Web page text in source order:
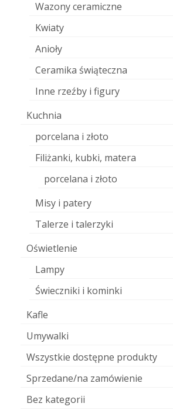
Wazony ceramiczne
Kwiaty
Anioły
Ceramika świąteczna
Inne rzeźby i figury
Kuchnia
porcelana i złoto
Filiżanki, kubki, matera
porcelana i złoto
Misy i patery
Talerze i talerzyki
Oświetlenie
Lampy
Świeczniki i kominki
Kafle
Umywalki
Wszystkie dostępne produkty
Sprzedane/na zamówienie
Bez kategorii